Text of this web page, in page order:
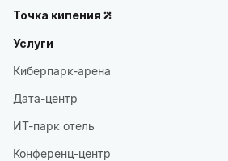
Точка кипения
Услуги
Киберпарк-арена
Дата-центр
ИТ-парк отель
Конференц-центр